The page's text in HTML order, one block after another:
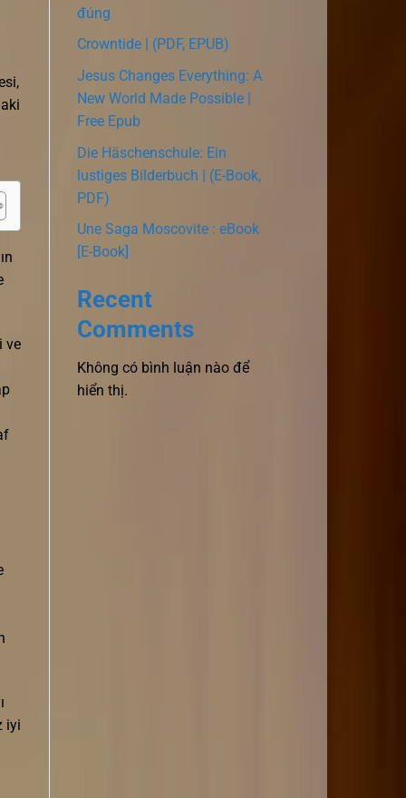
ve
iyi
đúng
Crowntide | (PDF, EPUB)
Jesus Changes Everything: A
New World Made Possible |
Free Epub
Die Häschenschule: Ein
lustiges Bilderbuch | (E-Book,
PDF)
Une Saga Moscovite : eBook
[E-Book]
Recent
Comments
Không có bình luận nào để
hiển thị.